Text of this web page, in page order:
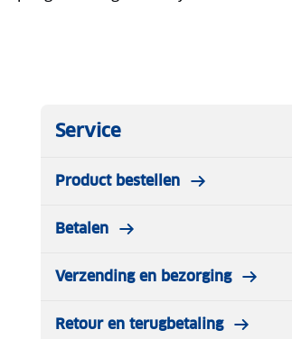
Service
Product bestellen
Betalen
Verzending en bezorging
Retour en terugbetaling